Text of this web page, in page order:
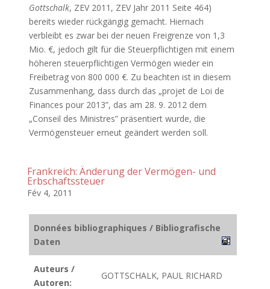
Gottschalk, ZEV 2011, ZEV Jahr 2011 Seite 464)
bereits wieder rückgängig gemacht. Hiernach
verbleibt es zwar bei der neuen Freigrenze von 1,3
Mio. €, jedoch gilt für die Steuerpflichtigen mit einem
höheren steuerpflichtigen Vermögen wieder ein
Freibetrag von 800 000 €. Zu beachten ist in diesem
Zusammenhang, dass durch das „projet de Loi de
Finances pour 2013”, das am 28. 9. 2012 dem
„Conseil des Ministres” präsentiert wurde, die
Vermögensteuer erneut geändert werden soll.
Frankreich: Änderung der Vermögen- und
Erbschaftssteuer
Fév 4, 2011
Données bibliographiques / Bibliografische
Daten
Auteurs /
Autoren:
GOTTSCHALK, PAUL RICHARD